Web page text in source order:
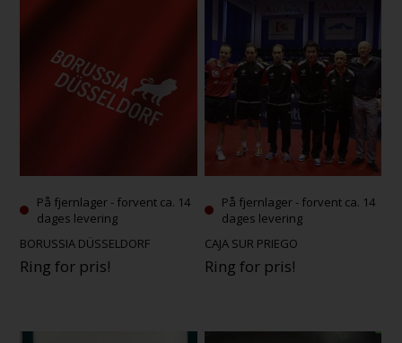
På fjernlager - forvent ca. 14
dages levering
BORUSSIA DÜSSELDORF
Ring for pris!
På fjernlager - forvent ca. 14
dages levering
CAJA SUR PRIEGO
Ring for pris!